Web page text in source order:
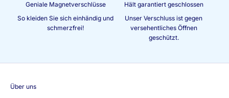
Geniale Magnetverschlüsse
So kleiden Sie sich einhändig und
schmerzfrei!
Hält garantiert geschlossen
Unser Verschluss ist gegen
versehentliches Öffnen
geschützt.
Über uns